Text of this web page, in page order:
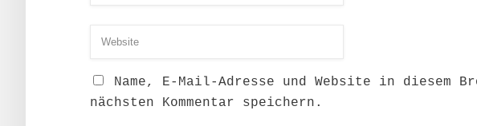
Name, E-Mail-Adresse und Website in diesem
nächsten Kommentar speichern.